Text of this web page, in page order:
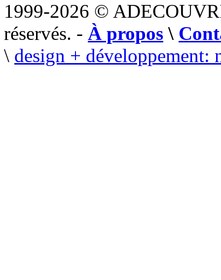
1999-2026 ©
réservés. - À propos \
\ design + développement: